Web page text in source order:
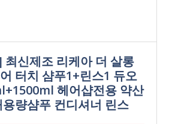
최신제조 리케아 더 살롱
터치 샴푸1+린스1 듀오
헤어샵전용 약산
량샴푸 컨디셔너 린스